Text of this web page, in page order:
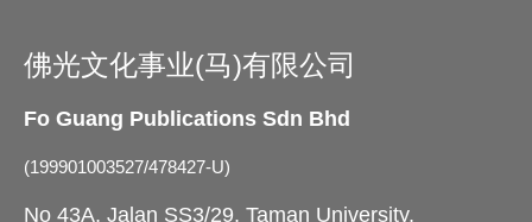
佛光文化事业(马)有限公司
Fo Guang Publications Sdn Bhd
(199901003527/478427-U)
No 43A, Jalan SS3/29, Taman University,